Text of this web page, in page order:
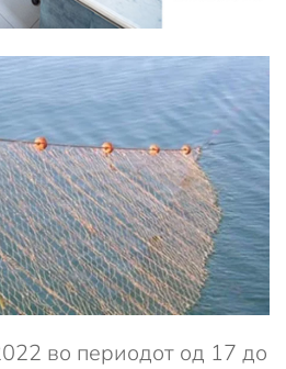
во периодот од 17 до